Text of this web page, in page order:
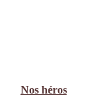
Nos héros